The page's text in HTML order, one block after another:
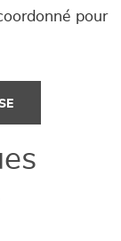
pour